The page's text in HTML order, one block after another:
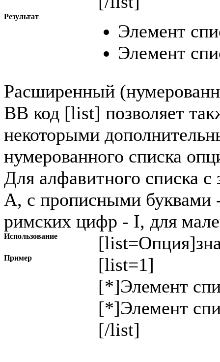
Результат
Элемент
Элемент
Расширенный
BB код [list] позволяет
некоторыми
нумерованного списка
Для алфавитного списка
A, с прописными буквами
римских цифр - I, для
Использование [list=Опция]
Пример
[list=1]
[*]Элемент
[*]Элемент
[/list]